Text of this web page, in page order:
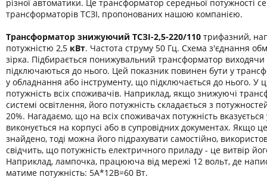
різної автоматики. Це трансформатор середньої потужності
трансформаторів ТСЗІ, пропонованих нашою компанією.
Трансформатор знижуючий ТСЗІ-2,5-220/110 трифазний,
потужністю 2,5 кВт. Частота струму 50 Гц. Схема з'єднання
зірка. Підбирається понижувальний трансформатор
підключаються до нього. Цей показник повинен бути у
у обладнання або інструменту, що підключається до нього. У
потужність всіх споживачів. Наприклад, якщо знижуючі
системі освітлення, його потужність складається з
20%. Нагадаємо, що на всіх споживачах потужність
виконується на корпусі або в супровідних документах. Якщо
знайдено, тоді можна його підрахувати самостійно,
свідчить, що потужність електричного приладу - це витвір
Наприклад, лампочка, працююча від мережі 12 вольт, де
матиме потужність: 5А*12В=60 Вт.